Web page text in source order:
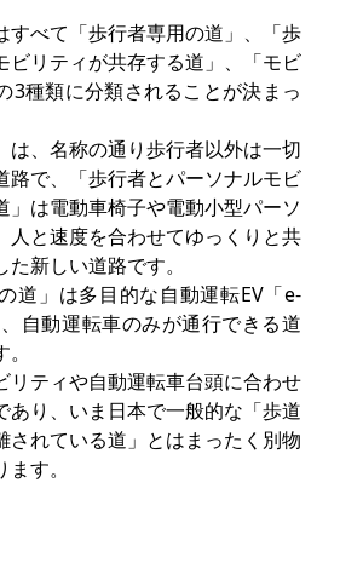
すべて「歩行者専用の道」、「歩
ビリティが共存する道」、「モビ
3種類に分類されることが決まっ
は、名称の通り歩行者以外は一切
路で、「歩行者とパーソナルモビ
」は電動車椅子や電動小型パーソ
人と速度を合わせてゆっくりと共
新しい道路です。
道」は多目的な自動運転EV「e-
自動運転車のみが通行できる道
リティや自動運転車台頭に合わせ
あり、いま日本で一般的な「歩道
されている道」とはまったく別物
す。